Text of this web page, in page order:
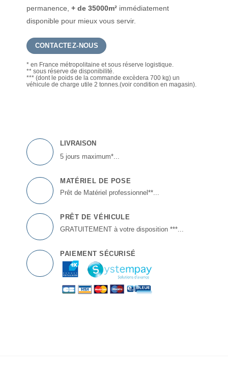
permanence,+ de 35000m² immédiatement
disponible pour mieux vous servir.
CONTACTEZ-NOUS
* en France métropolitaine et sous réserve logistique.
** sous réserve de disponibilité.
*** (dont le poids de la commande excèdera 700 kg) un
véhicule de charge utile 2 tonnes.(voir condition en magasin).
LIVRAISON
5 jours maximum*...
MATÉRIEL DE POSE
Prêt de Matériel professionnel**...
PRÊT DE VÉHICULE
GRATUITEMENT à votre disposition ***...
PAIEMENT SÉCURISÉ